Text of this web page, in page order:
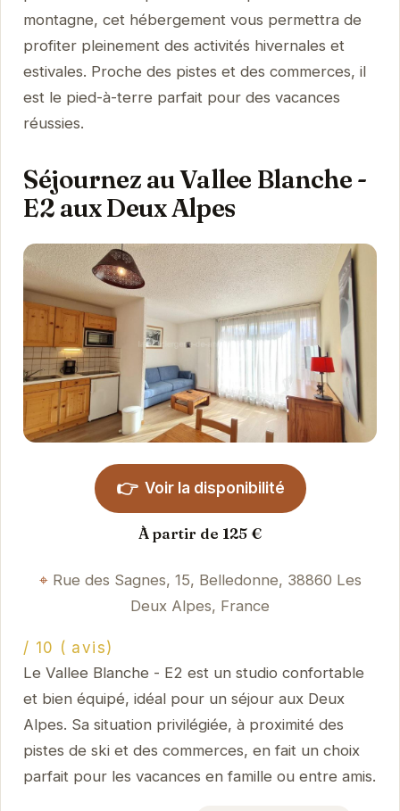
montagne, cet hébergement vous permettra de
profiter pleinement des activités hivernales et
estivales. Proche des pistes et des commerces, il
est le pied-à-terre parfait pour des vacances
réussies.
Séjournez au Vallee Blanche -
E2 aux Deux Alpes
👉 Voir la disponibilité
À partir de 125 €
Rue des Sagnes, 15, Belledonne, 38860 Les
Deux Alpes, France
/ 10 ( avis)
Le Vallee Blanche - E2 est un studio confortable
et bien équipé, idéal pour un séjour aux Deux
Alpes. Sa situation privilégiée, à proximité des
pistes de ski et des commerces, en fait un choix
parfait pour les vacances en famille ou entre amis.